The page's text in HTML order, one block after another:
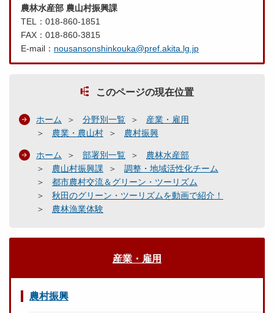
農林水産部 農山村振興課
TEL：018-860-1851
FAX：018-860-3815
E-mail： nousansonshinkouka@pref.akita.lg.jp
このページの現在位置
ホーム 分野別一覧
産業・雇用
農業・農山村
農村振興
ホーム 部署別一覧
農林水産部
農山村振興課
調整・地域活性化チーム
都市農村交流＆グリーン・ツーリズム
秋田のグリーン・ツーリズムを動画で紹介！
農林漁業体験
産業・雇用
農村振興